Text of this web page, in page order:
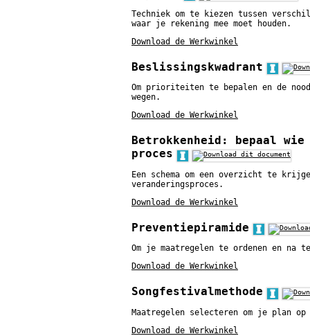
Techniek om te kiezen tussen
waar je rekening mee moet houden.
Download de Werkwinkel
Beslissingskwadrant
Om prioriteiten te bepalen en de
wegen.
Download de Werkwinkel
Betrokkenheid: bepaal
proces
Een schema om een overzicht te
veranderingsproces.
Download de Werkwinkel
Preventiepiramide
Om je maatregelen te ordenen en
Download de Werkwinkel
Songfestivalmethode
Maatregelen selecteren om je plan
Download de Werkwinkel